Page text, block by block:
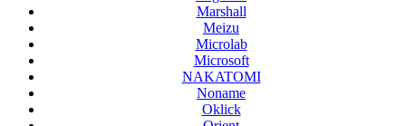
Marshall
Meizu
Microlab
Microsoft
NAKATOMI
Noname
Oklick